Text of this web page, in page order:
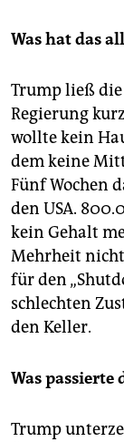
Was hat das
Trump ließ
Regierung
wollte kein
dem keine
Fünf Wochen
den USA.
kein Gehalt
Mehrheit
für den
schlechten
den Keller.
Was passierte
Trump